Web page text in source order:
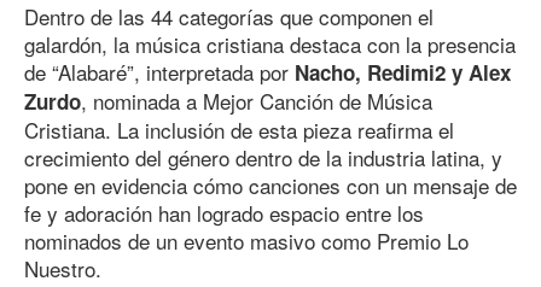
Dentro de las 44 categorías que componen el
galardón, la música cristiana destaca con la presencia
de “Alabaré”, interpretada por Nacho, Redimi2 y Alex
Zurdo, nominada a Mejor Canción de Música
Cristiana. La inclusión de esta pieza reafirma el
crecimiento del género dentro de la industria latina, y
pone en evidencia cómo canciones con un mensaje de
fe y adoración han logrado espacio entre los
nominados de un evento masivo como Premio Lo
Nuestro.